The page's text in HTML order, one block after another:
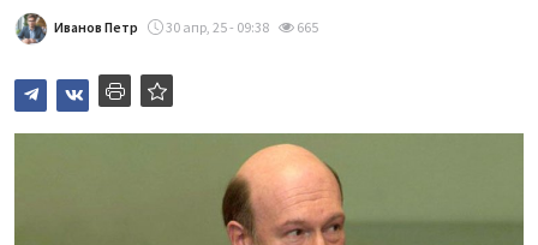
База знаний
Иванов Петр 30 апр, 25 - 09:38 665